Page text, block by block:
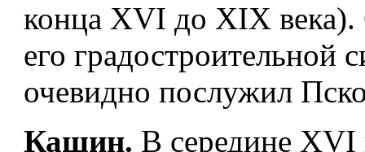
конца XVI до XIX века).
его градостроительной
очевидно послужил
Кашин. В середине XVI